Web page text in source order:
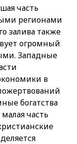
часть
регионами
залива также
огромный
Западные
в
богатства
часть